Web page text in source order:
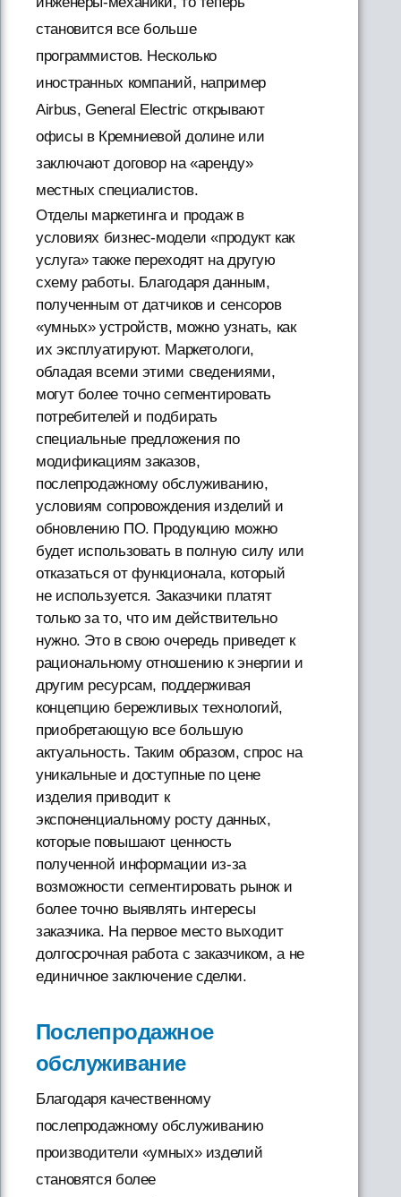
становится все больше
программистов. Несколько
иностранных компаний, например
Airbus, General Electric открывают
офисы в Кремниевой долине или
заключают договор на «аренду»
местных специалистов.
Отделы маркетинга и продаж в
условиях бизнес-модели «продукт как
услуга» также переходят на другую
схему работы. Благодаря данным,
полученным от датчиков и сенсоров
«умных» устройств, можно узнать, как
их эксплуатируют. Маркетологи,
обладая всеми этими сведениями,
могут более точно сегментировать
потребителей и подбирать
специальные предложения по
модификациям заказов,
послепродажному обслуживанию,
условиям сопровождения изделий и
обновлению ПО. Продукцию можно
будет использовать в полную силу или
отказаться от функционала, который
не используется. Заказчики платят
только за то, что им действительно
нужно. Это в свою очередь приведет к
рациональному отношению к энергии и
другим ресурсам, поддерживая
концепцию бережливых технологий,
приобретающую все большую
актуальность. Таким образом, спрос на
уникальные и доступные по цене
изделия приводит к
экспоненциальному росту данных,
которые повышают ценность
полученной информации из-за
возможности сегментировать рынок и
более точно выявлять интересы
заказчика. На первое место выходит
долгосрочная работа с заказчиком, а не
единичное заключение сделки.
Послепродажное
обслуживание
Благодаря качественному
послепродажному обслуживанию
производители «умных» изделий
становятся более